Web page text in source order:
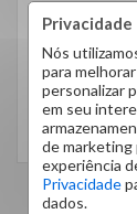
Privacidade
Nós
para
personalizar
em seu
de marketing
experiência
Privacidade
dados.
LEIA MAIS